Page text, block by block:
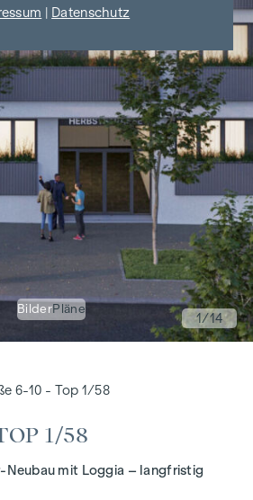
BilderPläne
1/14
6-10 - Top 1/58
1/58
Neubau mit Loggia – langfristig
Datenschutz